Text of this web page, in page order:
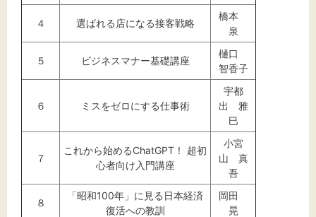
４ 選ばれる店になる接客戦略
橋本
泉
５ ビジネスマナー基礎講座
樋口
智香子
６ ミスをゼロにする仕事術
宇都
出 雅
巳
７
これから始めるChatGPT！ 超初
心者向け入門講座
小宮
山 真
吾
８
「昭和100年」に見る日本経済
復活への教訓
岡田
晃